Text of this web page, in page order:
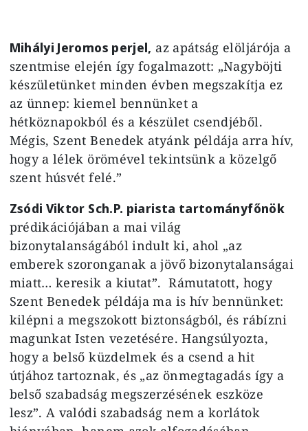
Mihályi Jeromos perjel, az apátság elöljárója a
szentmise elején így fogalmazott: „Nagyböjti
készületünket minden évben megszakítja ez
az ünnep: kiemel bennünket a
hétköznapokból és a készület csendjéből.
Mégis, Szent Benedek atyánk példája arra hív,
hogy a lélek örömével tekintsünk a közelgő
szent húsvét felé.”
Zsódi Viktor Sch.P. piarista tartományfőnök
prédikációjában a mai világ
bizonytalanságából indult ki, ahol „az
emberek szoronganak a jövő bizonytalanságai
miatt… keresik a kiutat”. Rámutatott, hogy
Szent Benedek példája ma is hív bennünket:
kilépni a megszokott biztonságból, és rábízni
magunkat Isten vezetésére. Hangsúlyozta,
hogy a belső küzdelmek és a csend a hit
útjához tartoznak, és „az önmegtagadás így a
belső szabadság megszerzésének eszköze
lesz”. A valódi szabadság nem a korlátok